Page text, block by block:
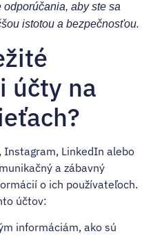
aby ste sa
istotou a bezpečnosťou.
účty na
Instagram, LinkedIn alebo
a zábavný
o ich používateľoch.
účtov:
informáciám, ako sú